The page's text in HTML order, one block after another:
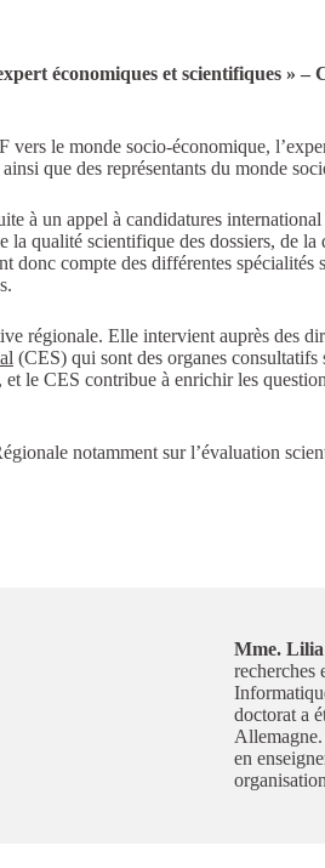
économiques et scientifiques »
vers le monde socio-économique,
que des représentants du monde
à un appel à candidatures
qualité scientifique des dossiers, de
donc compte des différentes
régionale. Elle intervient auprès des
(CES) qui sont des organes
le CES contribue à enrichir les
notamment sur l’évaluation
Mme.
recherches
doctorat a
en